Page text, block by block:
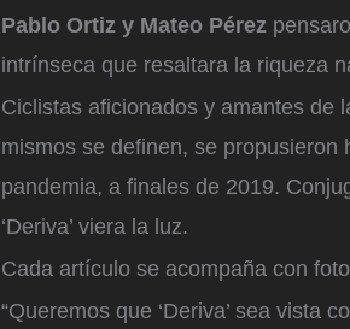
Pablo Ortiz y Mateo Pérez
intrínseca que resaltara la riqueza
Ciclistas aficionados y amantes de
mismos se definen, se
pandemia, a finales de 2019.
‘Deriva’ viera la luz.
Cada artículo se acompaña con
“Queremos que ‘Deriva’ sea vista